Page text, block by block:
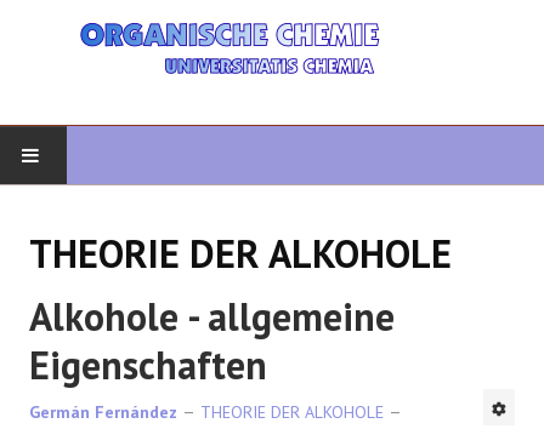
ORGANISCHE CHEMIE
FORTGESCHRITTENE ORGANISCHE
HETEROZYKLEN
THEORIE DER ALKOHOLE
Alkohole - allgemeine
Eigenschaften
Germán Fernández
THEORIE DER ALKOHOLE